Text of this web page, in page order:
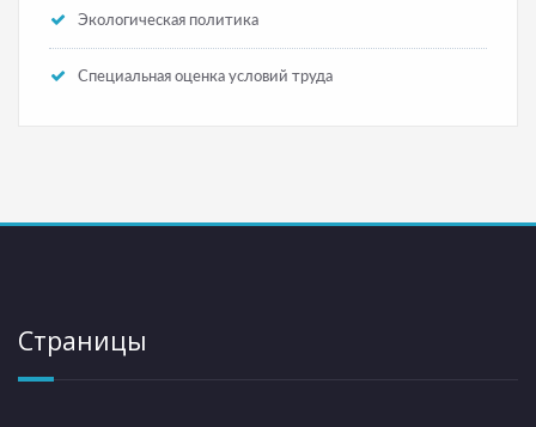
Экологическая политика
Специальная оценка условий труда
Страницы